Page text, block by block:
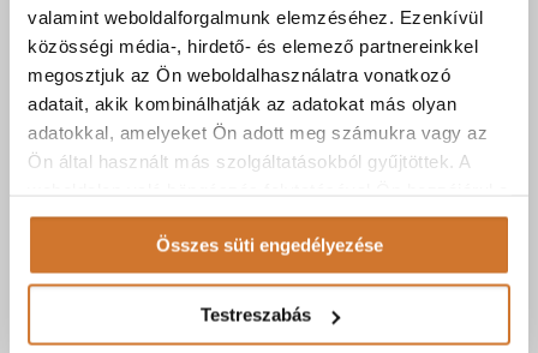
valamint weboldalforgalmunk elemzéséhez. Ezenkívül
közösségi média-, hirdető- és elemező partnereinkkel
megosztjuk az Ön weboldalhasználatra vonatkozó
adatait, akik kombinálhatják az adatokat más olyan
adatokkal, amelyeket Ön adott meg számukra vagy az
Ön által használt más szolgáltatásokból gyűjtöttek. A
sütik használatához.
Összes süti engedélyezése
Testreszabás
2024-11-25
Ne engedje, hogy lehallgassák – legyen védett a
vonal!
Tovább